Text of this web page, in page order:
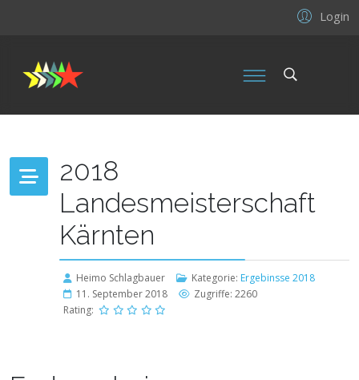
Login
2018
Landesmeisterschaft
Kärnten
Heimo Schlagbauer Kategorie: Ergebinsse 2018
11. September 2018
Zugriffe: 2260
Rating: